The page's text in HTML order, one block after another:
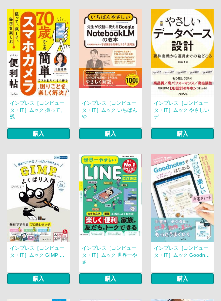
インプレス［コンピュー
タ・IT］ムック 撮って、
残...
購入
インプレス［コンピュー
タ・IT］ムック いちばん
や...
購入
インプレス［コンピュー
タ・IT］ムック やさしい
デ...
購入
インプレス［コンピュー
タ・IT］ムック GIMP ...
購入
インプレス［コンピュー
タ・IT］ムック 世界一や
さ...
購入
インプレス［コンピュー
タ・IT］ムック Goodn...
購入